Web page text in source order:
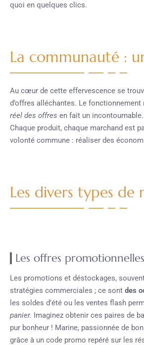
quoi en quelques clics.
La communauté :
Au cœur de cette effervescence se
d’offres alléchantes. Le fonctionnement
réel des offres en fait un
Chaque produit, chaque marchand est
volonté commune : réaliser des
Les divers types
Les offres promotionnelles
Les promotions et déstockages,
stratégies commerciales ; ce sont des
les soldes d’été ou les ventes flash
panier. Imaginez obtenir ces paires de
pur bonheur ! Marine, passionnée de
grâce à un code promo repéré sur les